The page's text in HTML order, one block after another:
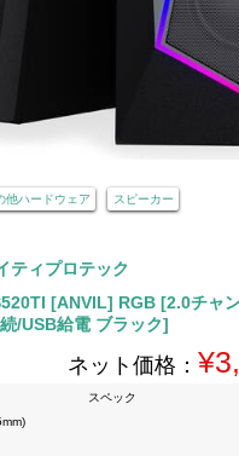
他ハードウェア スピーカー
ティプロテック
[ANVIL] RGB [2.0チャ
/USB給電 ブラック]
ネット価格：
スペック